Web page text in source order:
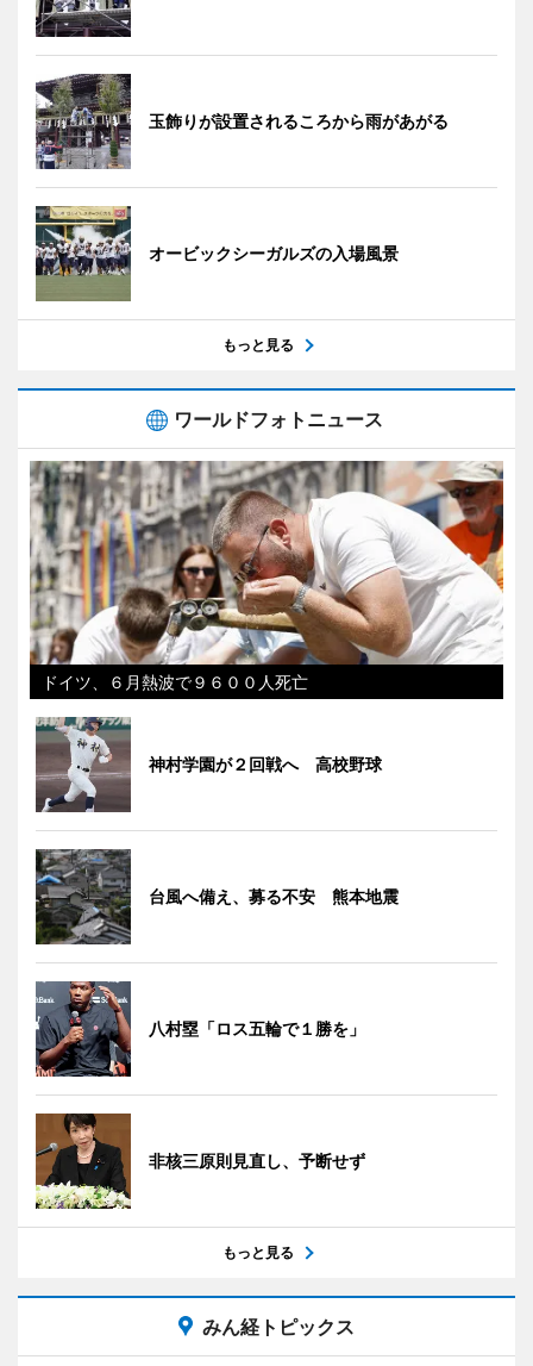
玉飾りが設置されるころから雨があがる
オービックシーガルズの入場風景
もっと見る
ワールドフォトニュース
ドイツ、６月熱波で９６００人死亡
神村学園が２回戦へ 高校野球
台風へ備え、募る不安 熊本地震
八村塁「ロス五輪で１勝を」
非核三原則見直し、予断せず
もっと見る
みん経トピックス